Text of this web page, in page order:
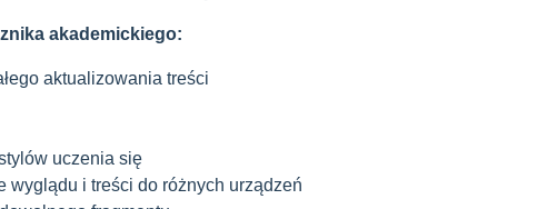
akademickiego:
aktualizowania treści
uczenia się
wyglądu i treści do różnych urządzeń